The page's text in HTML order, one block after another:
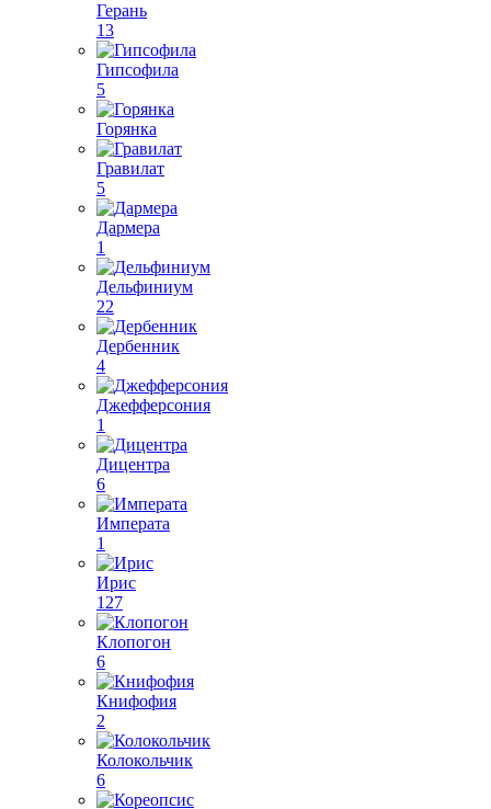
Герань
13
Гипсофила
5
Горянка
Гравилат
5
Дармера
1
Дельфиниум
22
Дербенник
4
Джефферсония
1
Дицентра
6
Императа
1
Ирис
127
Клопогон
6
Книфофия
2
Колокольчик
6